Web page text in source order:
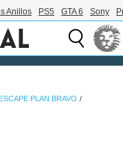
Anillos PS5 GTA 6 Sony
PLAN BRAVO